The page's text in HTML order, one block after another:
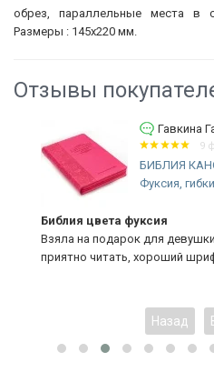
обрез, параллельные места в
Размеры : 145х220 мм.
Отзывы
Гавкина
9
БИБЛИЯ
Фуксия, гибкий...
Библия цвета фуксия
Взяла на подарок для девушки,
приятно читать, хороший шрифт
Назад